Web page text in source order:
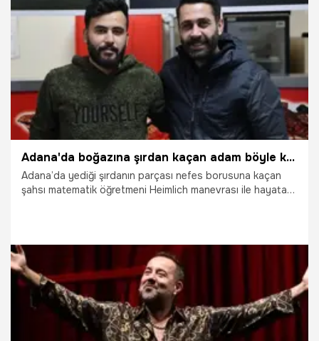
Vatan TV
Adana'da boğazına şırdan kaçan adam böyle kurtarıldı
Adana’da yediği şırdanın parçası nefes borusuna kaçan
şahsı matematik öğretmeni Heimlich manevrası ile hayata
27.11.2024 Adana